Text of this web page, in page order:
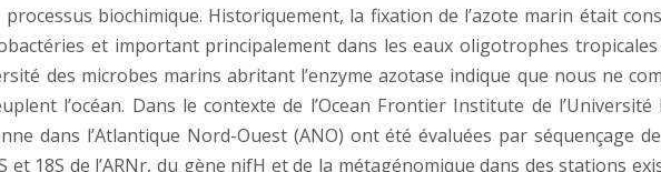
biochimique. Historiquement, la fixation de l’azote marin était
et important principalement dans les eaux oligotrophes
des microbes marins abritant l’enzyme azotase indique que nous ne
l’océan. Dans le contexte de l’Ocean Frontier Institute de
dans l’Atlantique Nord-Ouest (ANO) ont été évaluées par séquençage
18S de l’ARNr, du gène nifH et de la métagénomique dans des stations